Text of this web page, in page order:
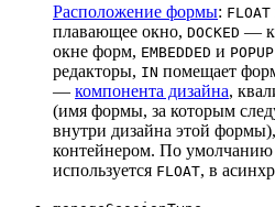
Расположение формы: FLOAT
плавающее окно, DOCKED —
окне форм, EMBEDDED и POPUP
редакторы, IN помещает
— компонента дизайна,
(имя формы, за которым
внутри дизайна этой
контейнером. По
используется FLOAT, в